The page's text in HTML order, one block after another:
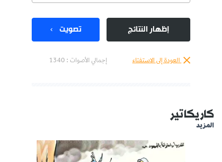
إظهار النتائج تصويت
العودة إلى الاستفتاء إجمالي الأصوات : 1340
كاريكاتير
المزيد